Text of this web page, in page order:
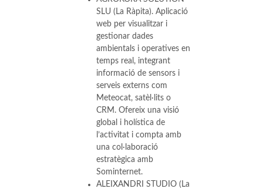
SLU (La Ràpita). Aplicació
web per visualitzar i
gestionar dades
ambientals i operatives en
temps real, integrant
informació de sensors i
serveis externs com
Meteocat, satèl·lits o
CRM. Ofereix una visió
global i holística de
l’activitat i compta amb
una col·laboració
estratègica amb
Sominternet.
ALEIXANDRI STUDIO (La